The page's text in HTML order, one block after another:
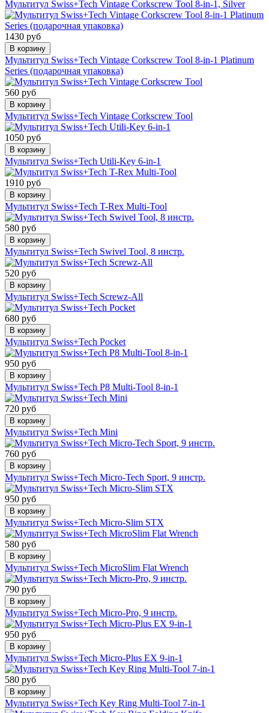
Мультитул Swiss+Tech Vintage Corkscrew Tool 8-in-1, Silver
1430 руб
В корзину
Мультитул Swiss+Tech Vintage Corkscrew Tool 8-in-1 Platinum
Series (подарочная упаковка)
560 руб
В корзину
Мультитул Swiss+Tech Vintage Corkscrew Tool
1050 руб
В корзину
Мультитул Swiss+Tech Utili-Key 6-in-1
1910 руб
В корзину
Мультитул Swiss+Tech T-Rex Multi-Tool
580 руб
В корзину
Мультитул Swiss+Tech Swivel Tool, 8 инстр.
520 руб
В корзину
Мультитул Swiss+Tech Screwz-All
680 руб
В корзину
Мультитул Swiss+Tech Pocket
950 руб
В корзину
Мультитул Swiss+Tech P8 Multi-Tool 8-in-1
720 руб
В корзину
Мультитул Swiss+Tech Mini
760 руб
В корзину
Мультитул Swiss+Tech Micro-Tech Sport, 9 инстр.
950 руб
В корзину
Мультитул Swiss+Tech Micro-Slim STX
580 руб
В корзину
Мультитул Swiss+Tech MicroSlim Flat Wrench
790 руб
В корзину
Мультитул Swiss+Tech Micro-Pro, 9 инстр.
950 руб
В корзину
Мультитул Swiss+Tech Micro-Plus EX 9-in-1
580 руб
В корзину
Мультитул Swiss+Tech Key Ring Multi-Tool 7-in-1